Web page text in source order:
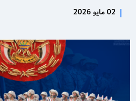
| 02 مايو 2026